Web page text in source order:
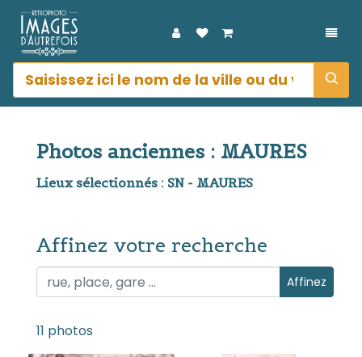
Photos anciennes : MAURES
Lieux sélectionnés : SN - MAURES
Affinez votre recherche
Affinez votre recherche Affinez
11 photos